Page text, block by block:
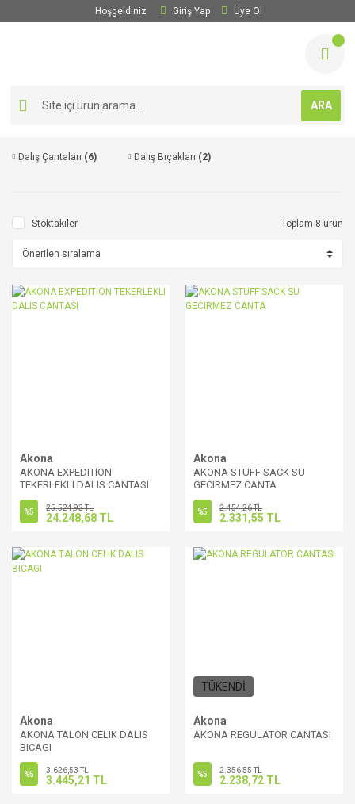
Hoşgeldiniz Giriş Yap Üye Ol
ARA
Dalış Çantaları (6) Dalış Bıçakları (2)
Stoktakiler Toplam 8 ürün
Akona
AKONA EXPEDITION
TEKERLEKLI DALIS CANTASI
%5 25.524,92 TL
24.248,68 TL
Akona
AKONA STUFF SACK SU
GECIRMEZ CANTA
%5 2.454,26 TL
2.331,55 TL
Akona
AKONA TALON CELIK DALIS
BICAGI
%5 3.626,53 TL
3.445,21 TL
TÜKENDİ
Akona
AKONA REGULATOR CANTASI
%5 2.356,55 TL
2.238,72 TL